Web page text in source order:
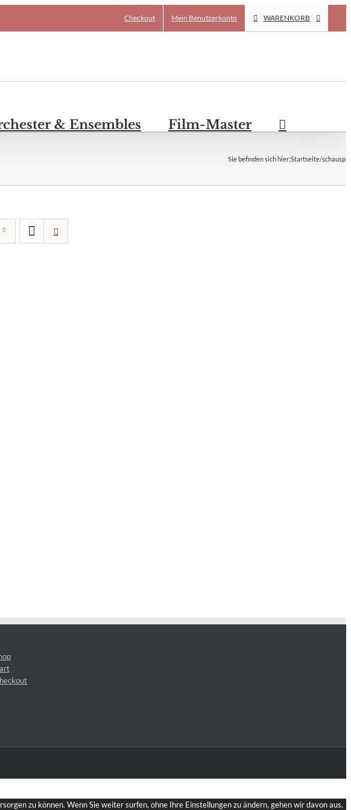
Checkout Mein Benutzerkonto WARENKORB
& Ensembles Film-Master
Sie befinden sich hier:Startseite/
zu können. Wenn Sie weiter surfen, ohne Ihre Einstellungen zu ändern, gehen wir davon aus,